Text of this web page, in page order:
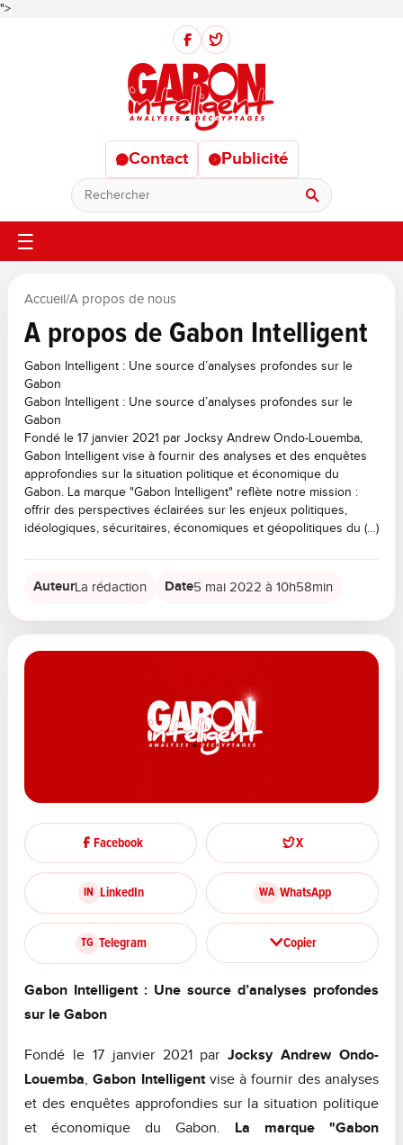
">
Contact Publicité
Rechercher
Accueil/A propos de nous
A propos de Gabon Intelligent
Gabon Intelligent : Une source d’analyses profondes sur le
Gabon
Gabon Intelligent : Une source d’analyses profondes sur le
Gabon
Fondé le 17 janvier 2021 par Jocksy Andrew Ondo-Louemba,
Gabon Intelligent vise à fournir des analyses et des enquêtes
approfondies sur la situation politique et économique du
Gabon. La marque "Gabon Intelligent" reflète notre mission :
offrir des perspectives éclairées sur les enjeux politiques,
idéologiques, sécuritaires, économiques et géopolitiques du (…)
AuteurLa rédaction Date5 mai 2022 à 10h58min
Facebook X
IN LinkedIn WA WhatsApp
TG Telegram Copier
Gabon Intelligent : Une source d’analyses profondes
sur le Gabon
Fondé le 17 janvier 2021 parJocksy Andrew Ondo-
Louemba,Gabon Intelligent vise à fournir des analyses
et des enquêtes approfondies sur la situation politique
et économique du Gabon. La marque "Gabon